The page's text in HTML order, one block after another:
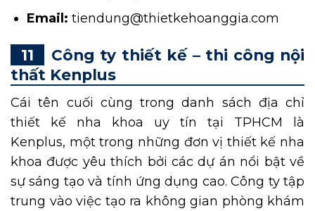
Email: tiendung@thietkehoanggia.com
Công ty thiết kế – thi công nội
thất Kenplus
Cái tên cuối cùng trong danh sách địa chỉ
thiết kế nha khoa uy tín tại TPHCM là
Kenplus, một trong những đơn vị thiết kế nha
khoa được yêu thích bởi các dự án nổi bật về
sự sáng tạo và tính ứng dụng cao. Công ty tập
trung vào việc tạo ra không gian phòng khám